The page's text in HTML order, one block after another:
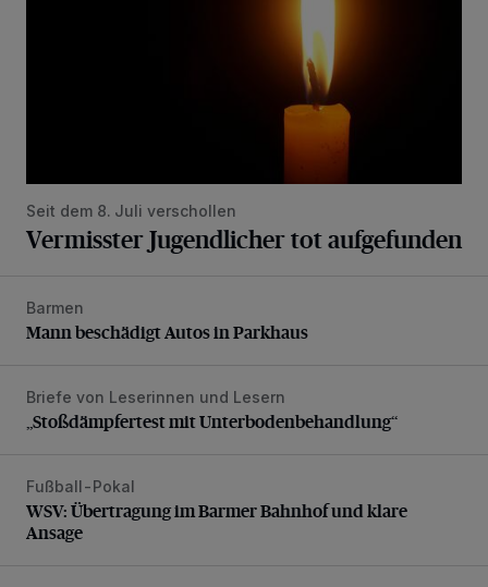
Seit dem 8. Juli verschollen
Vermisster Jugendlicher tot aufgefunden
Mann beschädigt Autos in Parkhaus
Barmen
Mann beschädigt Autos in Parkhaus
„Stoßdämpfertest mit Unterbodenbehandlung“
Briefe von Leserinnen und Lesern
„Stoßdämpfertest mit Unterbodenbehandlung“
WSV: Übertragung im Barmer Bahnhof und klare Ansage
Fußball-Pokal
WSV: Übertragung im Barmer Bahnhof und klare
Ansage